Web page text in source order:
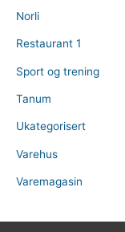
Norli
Restaurant 1
Sport og trening
Tanum
Ukategorisert
Varehus
Varemagasin